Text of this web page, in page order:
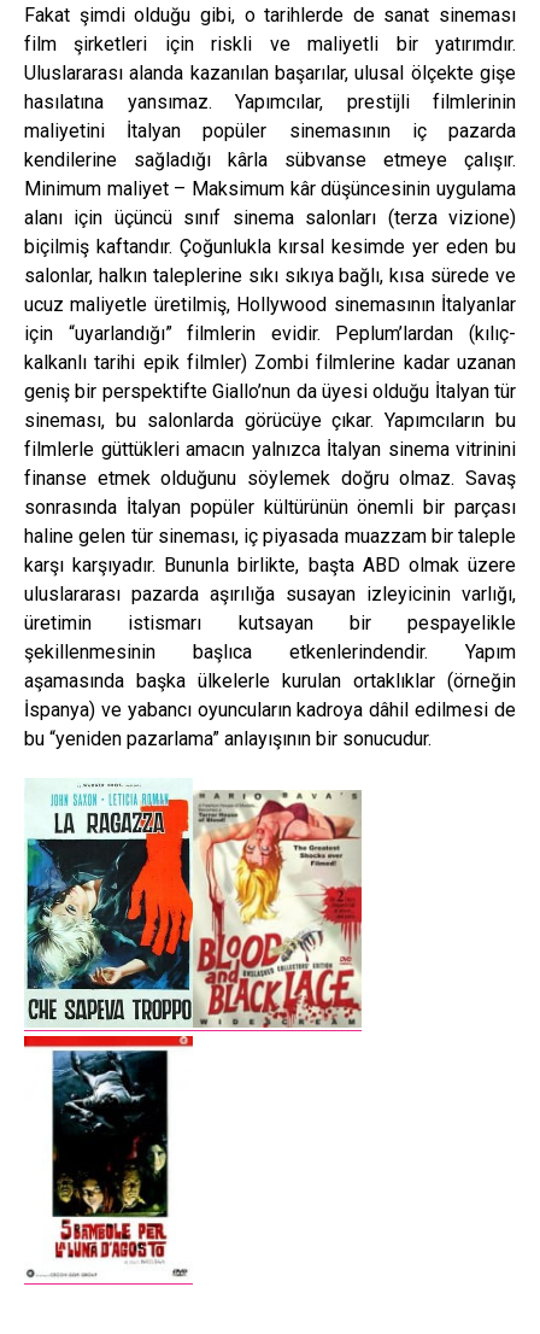
Fakat şimdi olduğu gibi, o tarihlerde de sanat sineması
film şirketleri için riskli ve maliyetli bir yatırımdır.
Uluslararası alanda kazanılan başarılar, ulusal ölçekte gişe
hasılatına yansımaz. Yapımcılar, prestijli filmlerinin
maliyetini İtalyan popüler sinemasının iç pazarda
kendilerine sağladığı kârla sübvanse etmeye çalışır.
Minimum maliyet – Maksimum kâr düşüncesinin uygulama
alanı için üçüncü sınıf sinema salonları (terza vizione)
biçilmiş kaftandır. Çoğunlukla kırsal kesimde yer eden bu
salonlar, halkın taleplerine sıkı sıkıya bağlı, kısa sürede ve
ucuz maliyetle üretilmiş, Hollywood sinemasının İtalyanlar
için “uyarlandığı” filmlerin evidir. Peplum’lardan (kılıç-
kalkanlı tarihi epik filmler) Zombi filmlerine kadar uzanan
geniş bir perspektifte Giallo’nun da üyesi olduğu İtalyan tür
sineması, bu salonlarda görücüye çıkar. Yapımcıların bu
filmlerle güttükleri amacın yalnızca İtalyan sinema vitrinini
finanse etmek olduğunu söylemek doğru olmaz. Savaş
sonrasında İtalyan popüler kültürünün önemli bir parçası
haline gelen tür sineması, iç piyasada muazzam bir taleple
karşı karşıyadır. Bununla birlikte, başta ABD olmak üzere
uluslararası pazarda aşırılığa susayan izleyicinin varlığı,
üretimin istismarı kutsayan bir pespayelikle
şekillenmesinin başlıca etkenlerindendir. Yapım
aşamasında başka ülkelerle kurulan ortaklıklar (örneğin
İspanya) ve yabancı oyuncuların kadroya dâhil edilmesi de
bu “yeniden pazarlama” anlayışının bir sonucudur.